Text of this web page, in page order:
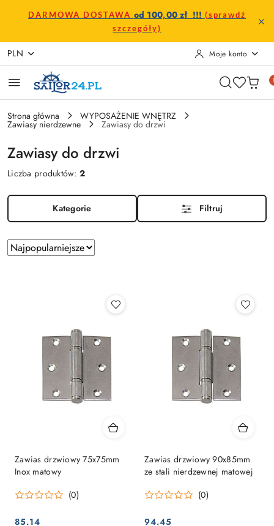
Przejdź do treści głównej
Przejdź do wyszukiwarki
Przejdź do moje konto
Przejdź do menu głównego
Przejdź do stopki
DARMOWA DOSTAWA od 100,00 zł !!! (sprawdź
szczegóły)
PLN Moje konto
Strona główna WYPOSAŻENIE WNĘTRZ
Zawiasy nierdzewne Zawiasy do drzwi
Zawiasy do drzwi
Liczba produktów:2
Kategorie Filtruj
Zastosowano
sortowanie:
Sortuj
według
Zawias drzwiowy 75x75mm
Inox matowy
(0)
85.14
Zawias drzwiowy 90x85mm
ze stali nierdzewnej matowej
(0)
94.45